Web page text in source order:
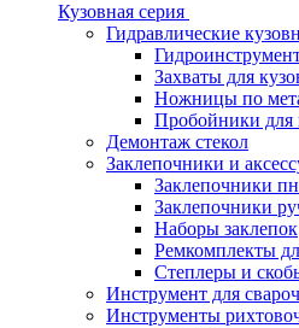
Кузовная серия
Гидравлические
Захваты для
Ножницы по
Пробойники для
Демонтаж стекол
Заклепочники и
Заклепочники
Заклепочники
Наборы заклепок
Ремкомплекты
Степлеры и
Инструмент для
Инструменты